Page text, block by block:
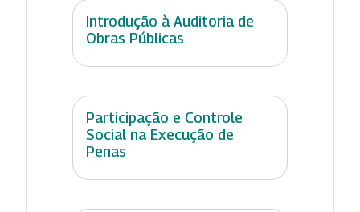
Introdução à Auditoria de
Obras Públicas
Participação e Controle
Social na Execução de
Penas